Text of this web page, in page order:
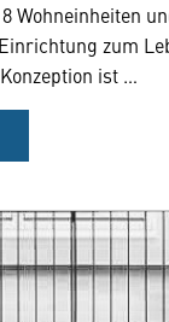
Wohneinheiten
zum
ist …